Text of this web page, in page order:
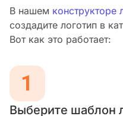
В нашем конструкторе
создадите логотип в
Вот как это работает:
Выберите шаблон